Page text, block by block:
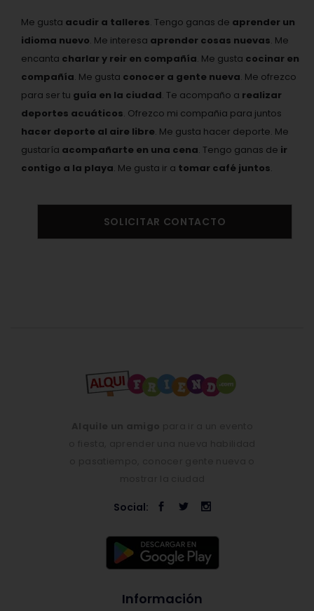
Me gusta acudir a talleres. Tengo ganas de aprender un
idioma nuevo. Me interesa aprender cosas nuevas. Me
encanta charlar y reir en compañía. Me gusta cocinar en
compañía. Me gusta conocer a gente nueva. Me ofrezco
para ser tu guía en la ciudad. Te acompaño a realizar
deportes acuáticos. Ofrezco mi compañia para juntos
hacer deporte al aire libre. Me gusta hacer deporte. Me
gustaría acompañarte en una cena. Tengo ganas de ir
contigo a la playa. Me gusta ir a tomar café juntos.
SOLICITAR CONTACTO
Social:
Información